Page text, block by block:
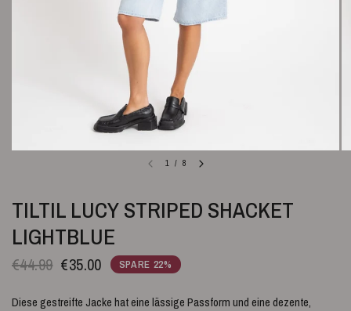
1 / 8
TILTIL LUCY STRIPED SHACKET
LIGHTBLUE
€44.99 €35.00 SPARE 22%
Diese gestreifte Jacke hat eine lässige Passform und eine dezente,